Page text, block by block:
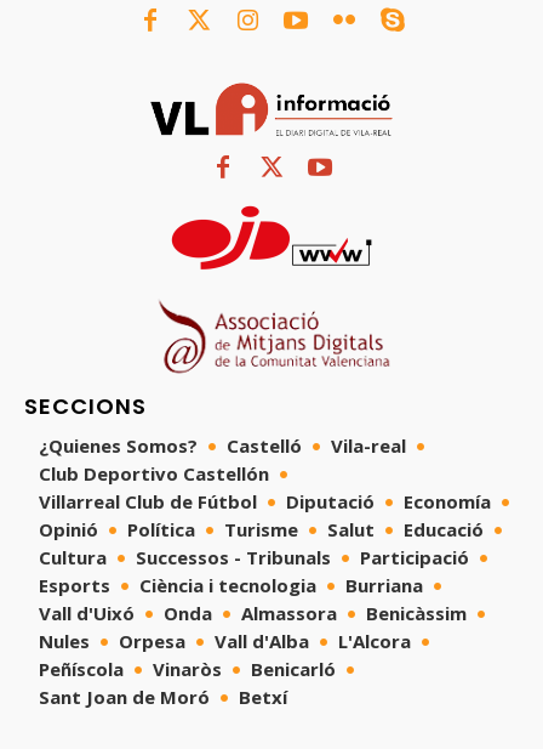
SECCIONS
¿Quienes Somos? Castelló
Vila-real
Club Deportivo Castellón
Villarreal Club de Fútbol
Diputació
Economía
Opinió
Política Turisme Salut
Educació
Cultura
Successos - Tribunals
Participació
Esports
Ciència i tecnologia
Burriana
Vall d'Uixó
Onda Almassora
Benicàssim
Nules
Orpesa Vall d'Alba
L'Alcora
Peñíscola
Vinaròs
Benicarló
Sant Joan de Moró
Betxí